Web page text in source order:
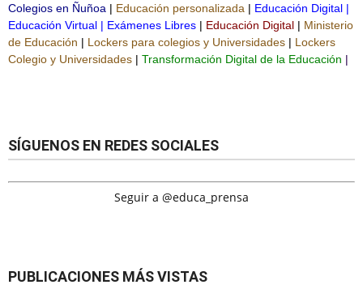
Colegios en Ñuñoa | Educación personalizada | Educación Digital |
Educación Virtual | Exámenes Libres | Educación Digital | Ministerio
de Educación | Lockers para colegios y Universidades | Lockers
Colegio y Universidades | Transformación Digital de la Educación |
SÍGUENOS EN REDES SOCIALES
Seguir a @educa_prensa
PUBLICACIONES MÁS VISTAS